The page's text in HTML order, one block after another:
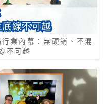
業內幕：無硬銷、不混
不可越